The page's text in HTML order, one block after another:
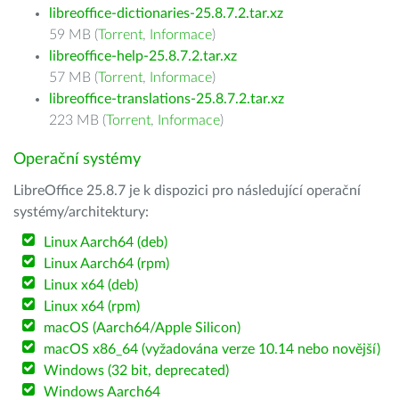
libreoffice-dictionaries-25.8.7.2.tar.xz
59 MB (Torrent, Informace)
libreoffice-help-25.8.7.2.tar.xz
57 MB (Torrent, Informace)
libreoffice-translations-25.8.7.2.tar.xz
223 MB (Torrent, Informace)
Operační systémy
LibreOffice 25.8.7 je k dispozici pro následující operační
systémy/architektury:
Linux Aarch64 (deb)
Linux Aarch64 (rpm)
Linux x64 (deb)
Linux x64 (rpm)
macOS (Aarch64/Apple Silicon)
macOS x86_64 (vyžadována verze 10.14 nebo novější)
Windows (32 bit, deprecated)
Windows Aarch64